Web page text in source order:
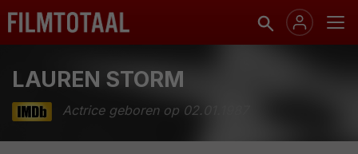
LAUREN STORM
Actrice geboren op 02.01.1987